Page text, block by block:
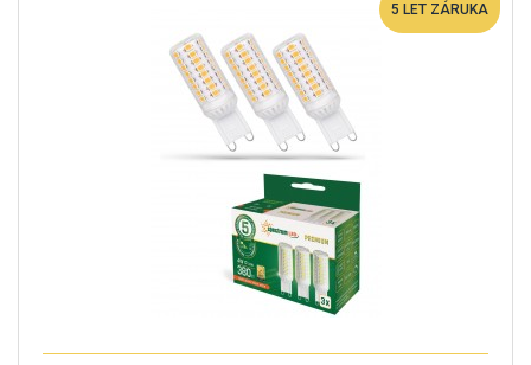
5 LET ZÁRUKA